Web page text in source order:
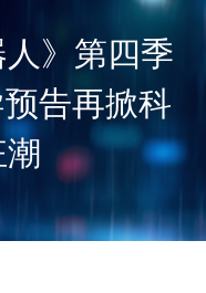
》第四季
告再掀科